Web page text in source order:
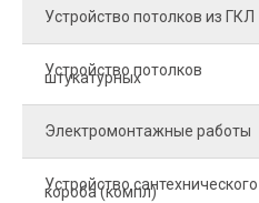
Устройство потолков из ГКЛ
Устройство потолков
штукатурных
Электромонтажные работы
Устройство сантехнического
короба (компл)